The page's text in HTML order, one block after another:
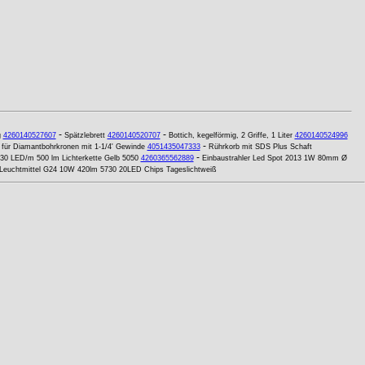
4260140527607- Spätzlebrett 4260140520707- Bottich, kegelförmig, 2 Griffe, 1 Liter 4260140524996
Diamantbohrkronen mit 1-1/4' Gewinde 4051435047333- Rührkorb mit SDS Plus Schaft
LED/m 500 lm Lichterkette Gelb 5050 4260365562889- Einbaustrahler Led Spot 2013 1W 80mm Ø
G24 10W 420lm 5730 20LED Chips Tageslichtweiß